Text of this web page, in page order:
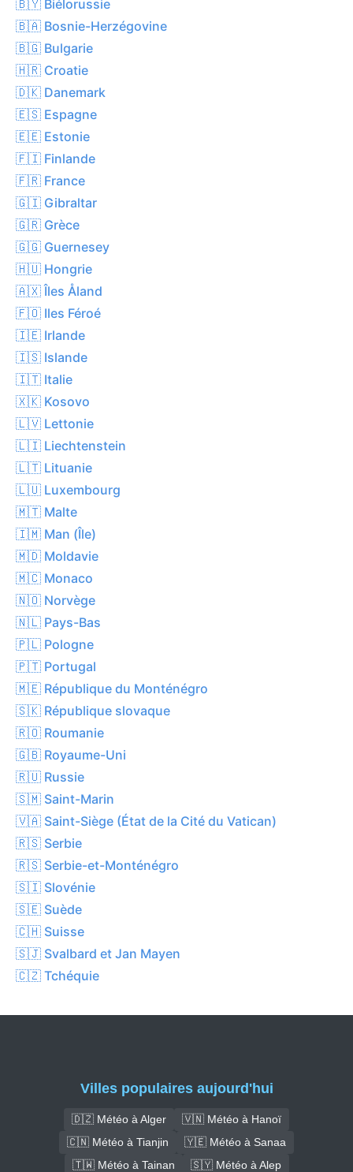
🇧🇾 Biélorussie
🇧🇦 Bosnie-Herzégovine
🇧🇬 Bulgarie
🇭🇷 Croatie
🇩🇰 Danemark
🇪🇸 Espagne
🇪🇪 Estonie
🇫🇮 Finlande
🇫🇷 France
🇬🇮 Gibraltar
🇬🇷 Grèce
🇬🇬 Guernesey
🇭🇺 Hongrie
🇦🇽 Îles Åland
🇫🇴 Iles Féroé
🇮🇪 Irlande
🇮🇸 Islande
🇮🇹 Italie
🇽🇰 Kosovo
🇱🇻 Lettonie
🇱🇮 Liechtenstein
🇱🇹 Lituanie
🇱🇺 Luxembourg
🇲🇹 Malte
🇮🇲 Man (Île)
🇲🇩 Moldavie
🇲🇨 Monaco
🇳🇴 Norvège
🇳🇱 Pays-Bas
🇵🇱 Pologne
🇵🇹 Portugal
🇲🇪 République du Monténégro
🇸🇰 République slovaque
🇷🇴 Roumanie
🇬🇧 Royaume-Uni
🇷🇺 Russie
🇸🇲 Saint-Marin
🇻🇦 Saint-Siège (État de la Cité du Vatican)
🇷🇸 Serbie
🇷🇸 Serbie-et-Monténégro
🇸🇮 Slovénie
🇸🇪 Suède
🇨🇭 Suisse
🇸🇯 Svalbard et Jan Mayen
🇨🇿 Tchéquie
Villes populaires aujourd'hui
🇩🇿 Météo à Alger
🇻🇳 Météo à Hanoï
🇨🇳 Météo à Tianjin
🇾🇪 Météo à Sanaa
🇹🇼 Météo à Tainan
🇸🇾 Météo à Alep